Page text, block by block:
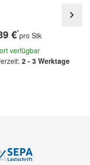
€*pro Stk
verfügbar
2 - 3 Werktage